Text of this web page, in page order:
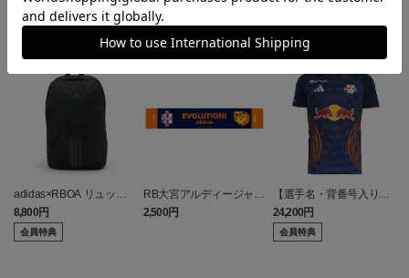
adidas×RBOA リュック
（選手着用モデル）
8,800円
会員特典
RB大宮アルディージャ
ピカチュウ タオルマフラ
ー
2,500円
【選手名・背番号入り】
2026/27オーセンティッ
クユニフォーム（フィー
ルド1st）
24,200円
会員特典